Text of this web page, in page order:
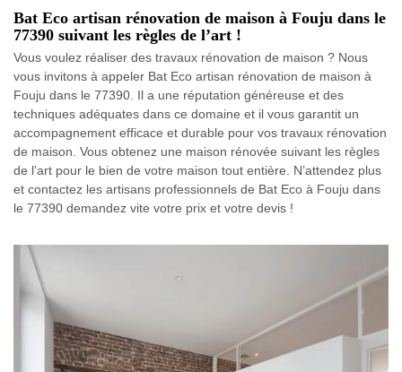
Bat Eco artisan rénovation de maison à Fouju dans le
77390 suivant les règles de l’art !
Vous voulez réaliser des travaux rénovation de maison ? Nous
vous invitons à appeler Bat Eco artisan rénovation de maison à
Fouju dans le 77390. Il a une réputation généreuse et des
techniques adéquates dans ce domaine et il vous garantit un
accompagnement efficace et durable pour vos travaux rénovation
de maison. Vous obtenez une maison rénovée suivant les règles
de l’art pour le bien de votre maison tout entière. N’attendez plus
et contactez les artisans professionnels de Bat Eco à Fouju dans
le 77390 demandez vite votre prix et votre devis !